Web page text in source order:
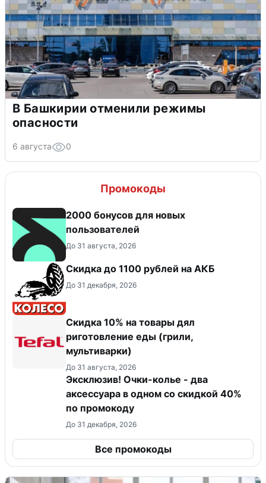
В Башкирии отменили режимы
опасности
6 августа 0
Промокоды
2000 бонусов для новых
пользователей
До 31 августа, 2026
Скидка до 1100 рублей на АКБ
До 31 декабря, 2026
Скидка 10% на товары дял
риготовление еды (грили,
мультиварки)
До 31 августа, 2026
Эксклюзив! Очки-колье - два
аксессуара в одном со скидкой 40%
по промокоду
До 31 декабря, 2026
Все промокоды